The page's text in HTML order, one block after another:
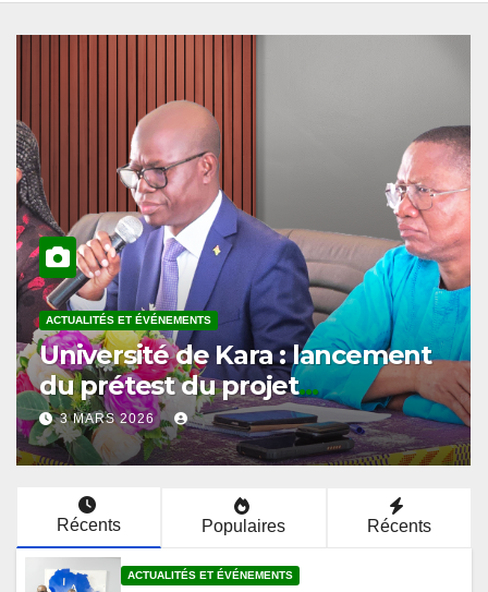
ACTUALITÉS ET ÉVÉNEMENTS
Université de Kara : l’ISPAU
ouvre le cycle de conférences
du prétest sur l’éthique et la
lutte contre la corruption
2 MARS 2026
Récents Populaires Récents
ACTUALITÉS ET ÉVÉNEMENTS
Éducation à l’intégrité : la HAPLUCIA